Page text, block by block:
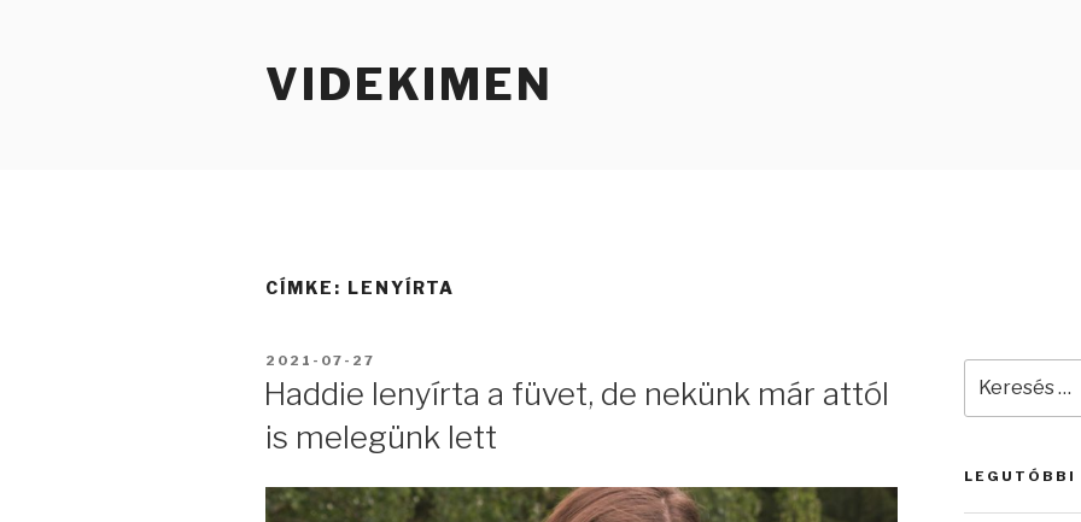
VIDEKIMEN
CÍMKE: LENYÍRTA
BEKÜLDVE:
2021-07-27
Haddie lenyírta a füvet, de nekünk már attól
is melegünk lett
következő
LEGUTÓBBI